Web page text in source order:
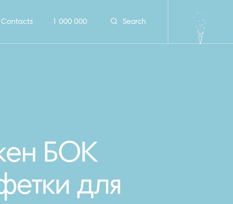
Contacts 1 000 000 Search
БОК
для